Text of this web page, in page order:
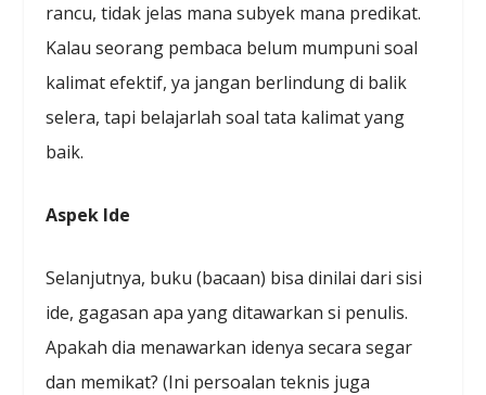
rancu, tidak jelas mana subyek mana predikat.
Kalau seorang pembaca belum mumpuni soal
kalimat efektif, ya jangan berlindung di balik
selera, tapi belajarlah soal tata kalimat yang
baik.
Aspek Ide
Selanjutnya, buku (bacaan) bisa dinilai dari sisi
ide, gagasan apa yang ditawarkan si penulis.
Apakah dia menawarkan idenya secara segar
dan memikat? (Ini persoalan teknis juga